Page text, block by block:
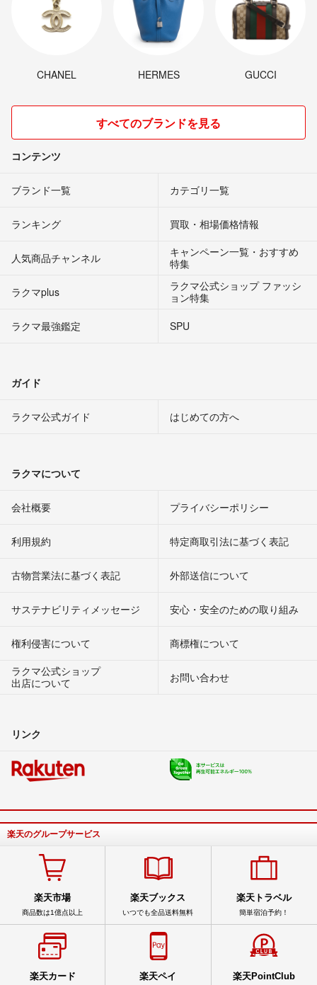
CHANEL HERMES GUCCI
すべてのブランドを見る
コンテンツ
ブランド一覧 カテゴリ一覧
ランキング 買取・相場価格情報
人気商品チャンネル
キャンペーン一覧・おすすめ
特集
ラクマplus
ラクマ公式ショップ ファッシ
ョン特集
ラクマ最強鑑定
SPU
ガイド
ラクマ公式ガイド はじめての方へ
ラクマについて
会社概要 プライバシーポリシー
利用規約 特定商取引法に基づく表記
古物営業法に基づく表記 外部送信について
サステナビリティメッセージ 安心・安全のための取り組み
権利侵害について
商標権について
ラクマ公式ショップ
出店について
お問い合わせ
リンク
楽天のグループサービス
楽天市場
商品数は1億点以上
楽天ブックス
いつでも全品送料無料
楽天トラベル
簡単宿泊予約！
楽天カード 楽天ペイ 楽天PointClub